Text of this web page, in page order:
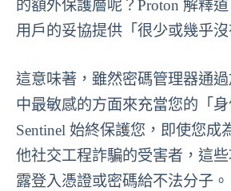
的額外保護層呢？Proton 解釋
用戶的妥協提供「很少或幾乎沒
這意味著，雖然密碼管理器通
中最敏感的方面來充當您的「
Sentinel 始終保護您，即使您成
他社交工程詐騙的受害者，這
露登入憑證或密碼給不法分子。